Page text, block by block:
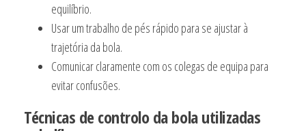
equilíbrio.
Usar um trabalho de pés rápido para se ajustar à
trajetória da bola.
Comunicar claramente com os colegas de equipa para
evitar confusões.
Técnicas de controlo da bola utilizadas